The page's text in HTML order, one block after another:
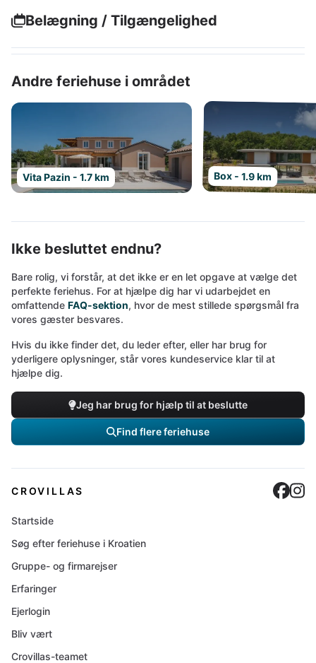
Belægning / Tilgængelighed
Andre feriehuse i området
Vita Pazin - 1.7 km Box - 1.9 km
Ikke besluttet endnu?
Bare rolig, vi forstår, at det ikke er en let opgave at vælge det
perfekte feriehus. For at hjælpe dig har vi udarbejdet en
omfattende FAQ-sektion, hvor de mest stillede spørgsmål fra
vores gæster besvares.
Hvis du ikke finder det, du leder efter, eller har brug for
yderligere oplysninger, står vores kundeservice klar til at
hjælpe dig.
Jeg har brug for hjælp til at beslutte
Find flere feriehuse
CROVILLAS
Startside
Søg efter feriehuse i Kroatien
Gruppe- og firmarejser
Erfaringer
Ejerlogin
Bliv vært
Crovillas-teamet